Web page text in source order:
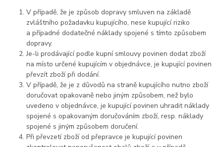
V případě, že je způsob dopravy smluven na základě
zvláštního požadavku kupujícího, nese kupující riziko
a případné dodatečné náklady spojené s tímto způsobem
dopravy.
Je-li prodávající podle kupní smlouvy povinen dodat zboží
na místo určené kupujícím v objednávce, je kupující povinen
převzít zboží při dodání.
V případě, že je z důvodů na straně kupujícího nutno zboží
doručovat opakovaně nebo jiným způsobem, než bylo
uvedeno v objednávce, je kupující povinen uhradit náklady
spojené s opakovaným doručováním zboží, resp. náklady
spojené s jiným způsobem doručení.
Při převzetí zboží od přepravce je kupující povinen